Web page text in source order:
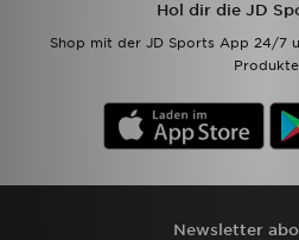
Hol dir die JD
Shop mit der JD Sports App 24/7
Produkte
Newsletter